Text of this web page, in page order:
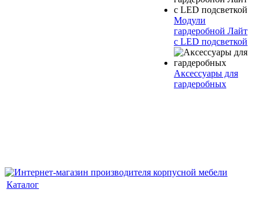
Модули
гардеробной Лайт
с LED подсветкой
Аксессуары для
гардеробных
Каталог